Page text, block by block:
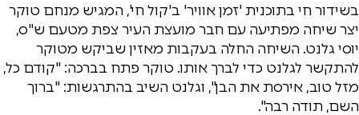
בשידור חי בתוכנית 'זמן אוויר' ב'קול חי', המגיש מנחם טוקר
יצר שיחה מפתיעה עם חבר מועצת העיר צפת מטעם ש"ס,
יוסי גלנט. השיחה החלה בעקבות מאזין שביקש מטוקר
להתקשר לגלנט כדי לברך אותו. טוקר פתח בברכה: "קודם כל,
מזל טוב, אירסת את הבן", וגלנט השיב בהתרגשות: "ברוך
השם, תודה רבה".